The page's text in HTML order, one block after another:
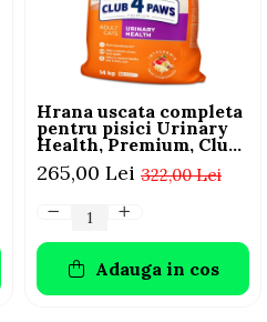
Hrana uscata completa
pentru pisici Urinary
Health, Premium, Club
4 Paws, 14 kg
322,00 Lei
265,00 Lei
Adauga in cos